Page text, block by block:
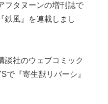
フタヌーンの増刊誌で
鉄風』を連載しまし
談社のウェブコミック
で『寄生獣リバーシ』